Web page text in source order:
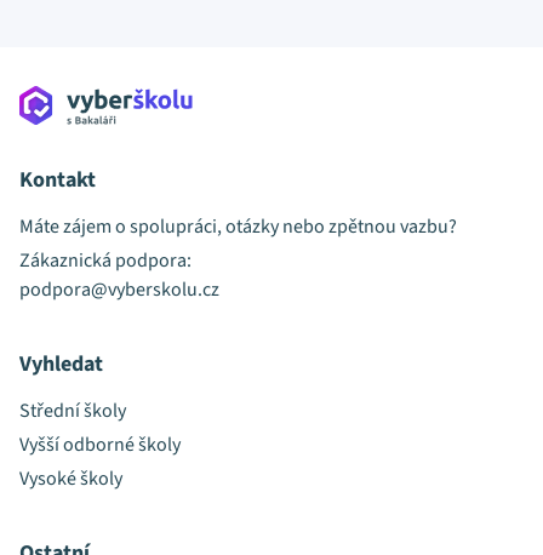
Kontakt
Máte zájem o spolupráci, otázky nebo zpětnou vazbu?
Zákaznická podpora:
podpora@vyberskolu.cz
Vyhledat
Střední školy
Vyšší odborné školy
Vysoké školy